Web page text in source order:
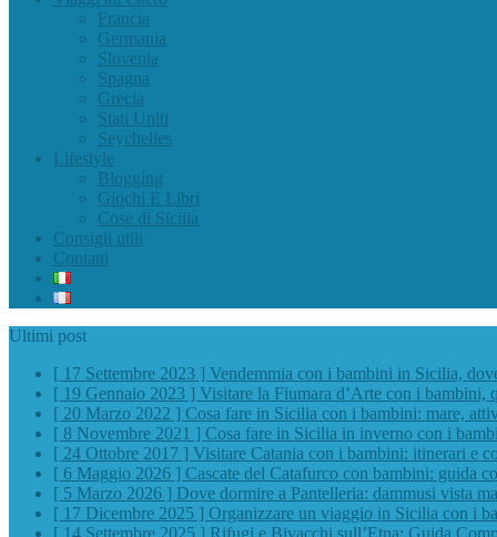
Francia
Germania
Slovenia
Spagna
Grecia
Stati Uniti
Seychelles
Lifestyle
Blogging
Giochi E Libri
Cose di Sicilia
Consigli utili
Contatti
Ultimi post
[ 17 Settembre 2023 ] Vendemmia con i bambini in Sicilia,
[ 19 Gennaio 2023 ] Visitare la Fiumara d’Arte con i bambini,
[ 20 Marzo 2022 ] Cosa fare in Sicilia con i bambini: mare,
[ 8 Novembre 2021 ] Cosa fare in Sicilia in inverno con i
[ 24 Ottobre 2017 ] Visitare Catania con i bambini: itinerari e
[ 6 Maggio 2026 ] Cascate del Catafurco con bambini: guida
[ 5 Marzo 2026 ] Dove dormire a Pantelleria: dammusi vista
[ 17 Dicembre 2025 ] Organizzare un viaggio in Sicilia con i
[ 14 Settembre 2025 ] Rifugi e Bivacchi sull’Etna: Guida